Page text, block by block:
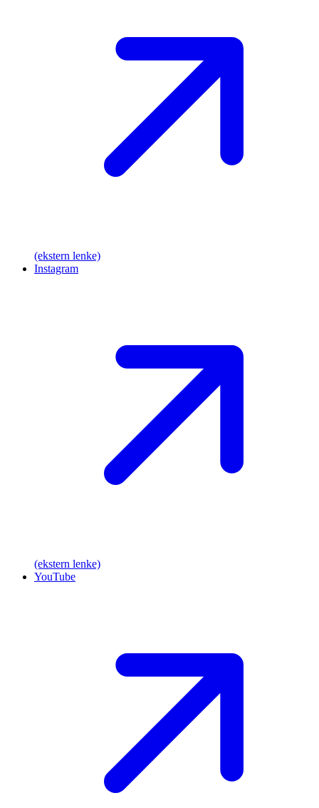
(ekstern lenke)
Instagram
(ekstern lenke)
YouTube